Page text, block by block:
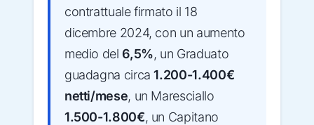
contrattuale firmato il 18
dicembre 2024, con un aumento
medio del 6,5%, un Graduato
guadagna circa1.200-1.400€
netti/mese, un Maresciallo
1.500-1.800€, un Capitano